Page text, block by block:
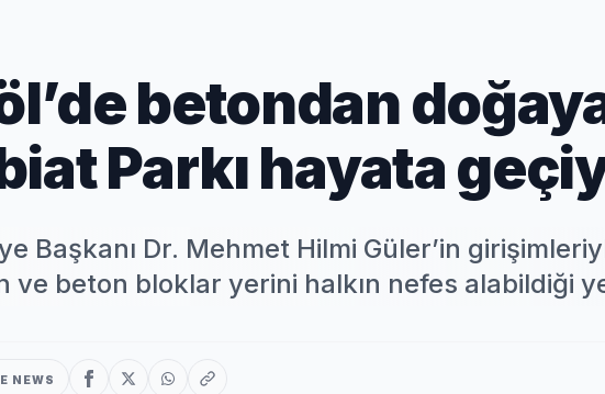
betondan
Parkı hayata
Başkanı Dr. Mehmet Hilmi Güler’in
ve beton bloklar yerini halkın nefes alabildiği
NEWS